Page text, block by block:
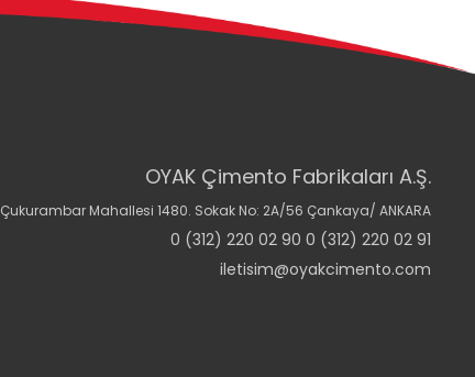
OYAK Çimento Fabrikaları A.Ş.
Çukurambar Mahallesi 1480. Sokak No: 2A/56 Çankaya/ ANKARA
0 (312) 220 02 90 0 (312) 220 02 91
iletisim@oyakcimento.com